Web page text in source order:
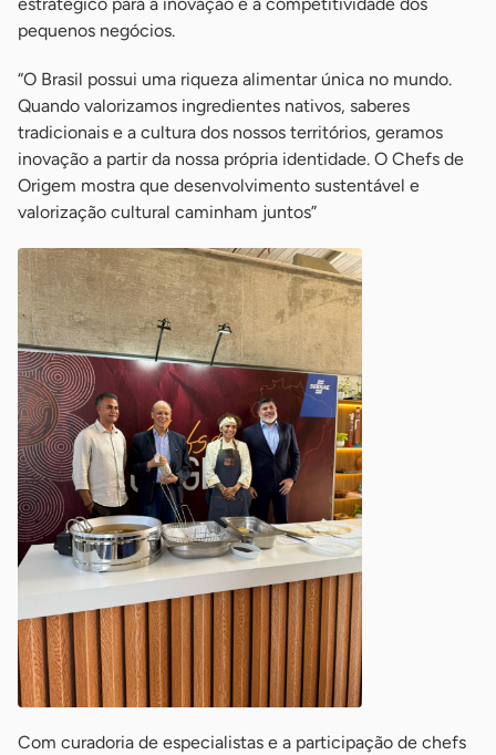
estratégico para a inovação e a competitividade dos
pequenos negócios.
“O Brasil possui uma riqueza alimentar única no mundo.
Quando valorizamos ingredientes nativos, saberes
tradicionais e a cultura dos nossos territórios, geramos
inovação a partir da nossa própria identidade. O Chefs de
Origem mostra que desenvolvimento sustentável e
valorização cultural caminham juntos”
Com curadoria de especialistas e a participação de chefs